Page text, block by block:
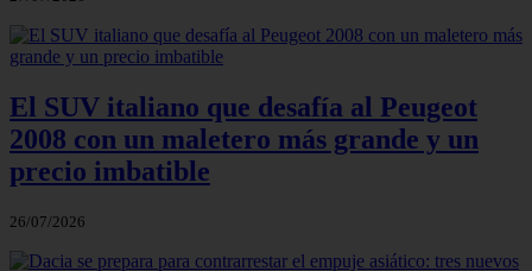
El SUV italiano que desafía al Peugeot
2008 con un maletero más grande y un
precio imbatible
26/07/2026